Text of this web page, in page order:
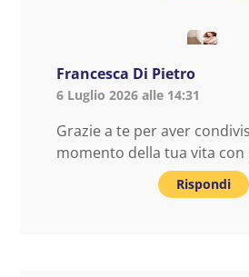
Francesca Di Pietro
6 Luglio 2026 alle 14:31
Grazie a te per aver
momento della tua vita con
Rispondi